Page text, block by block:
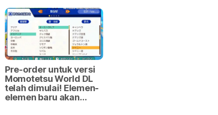
Pre-order untuk versi
Momotetsu World DL
telah dimulai! Elemen-
elemen baru akan…